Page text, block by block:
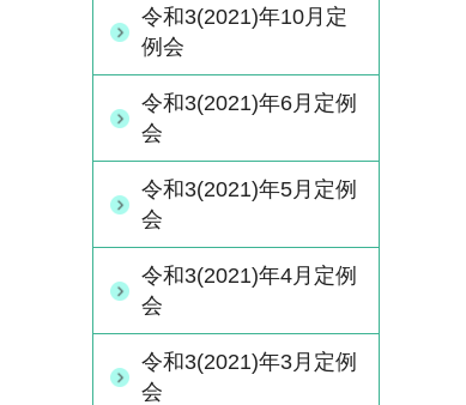
令和3(2021)年10月定
例会
令和3(2021)年6月定例
会
令和3(2021)年5月定例
会
令和3(2021)年4月定例
会
令和3(2021)年3月定例
会